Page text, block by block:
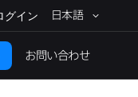
日本語
お問い​合わせ